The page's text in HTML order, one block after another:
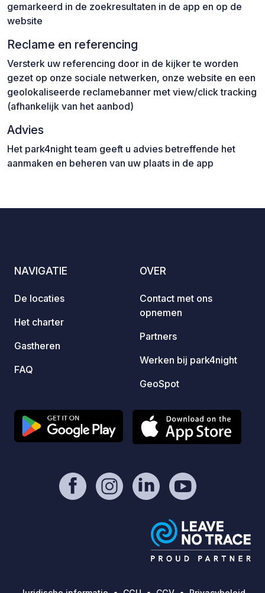
gemarkeerd in de zoekresultaten in de app en op de
website
Reclame en referencing
Versterk uw referencing door in de kijker te worden
gezet op onze sociale netwerken, onze website en een
geolokaliseerde reclamebanner met view/click tracking
(afhankelijk van het aanbod)
Advies
Het park4night team geeft u advies betreffende het
aanmaken en beheren van uw plaats in de app
NAVIGATIE
De locaties
Het charter
Gastheren
FAQ
OVER
Contact met ons
opnemen
Partners
Werken bij park4night
GeoSpot